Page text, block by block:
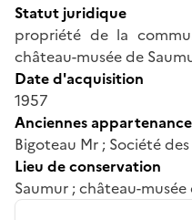
Statut juridique
propriété de la
château-musée de
Date d'acquisition
1957
Anciennes
Bigoteau Mr ; Société
Lieu de conservation
Saumur ; château-